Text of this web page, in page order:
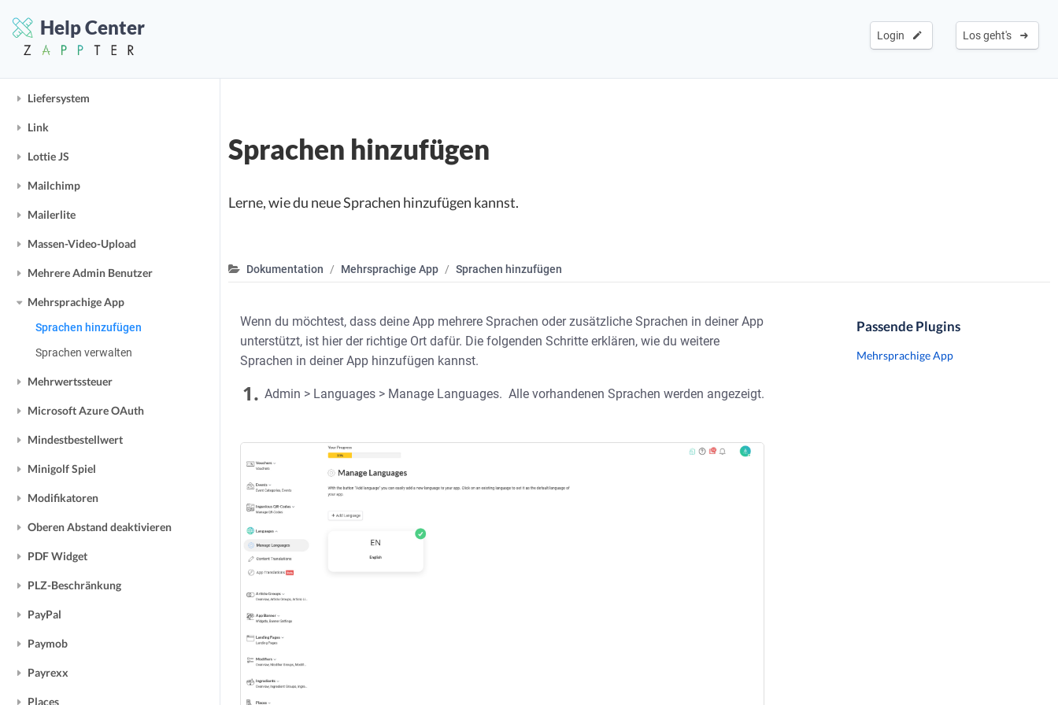
Help Center Los geht's
Login
Kontakt Formular
Liefersystem
Link
Lottie JS
Mailchimp
Mailerlite
Massen-Video-Upload
Mehrere Admin Benutzer
Mehrsprachige App
Sprachen hinzufügen
Sprachen verwalten
Mehrwertssteuer
Microsoft Azure OAuth
Mindestbestellwert
Minigolf Spiel
Modifikatoren
Oberen Abstand deaktivieren
PDF Widget
PLZ-Beschränkung
PayPal
Paymob
Payrexx
Places
Sprachen hinzufügen
Lerne, wie du neue Sprachen hinzufügen kannst.
Dokumentation Mehrsprachige App Sprachen hinzufügen
Wenn du möchtest, dass deine App mehrere Sprachen oder zusätzliche Sprachen in deiner App
unterstützt, ist hier der richtige Ort dafür. Die folgenden Schritte erklären, wie du weitere
Sprachen in deiner App hinzufügen kannst.
1. Admin > Languages > Manage Languages. Alle vorhandenen Sprachen werden angezeigt.
Passende Plugins
Mehrsprachige App